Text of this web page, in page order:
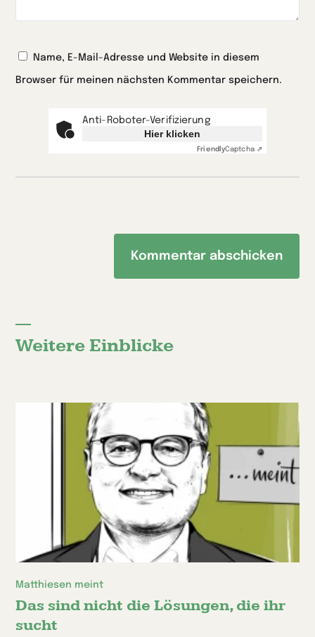
Name, E-Mail-Adresse und Website in diesem
Browser für meinen nächsten Kommentar speichern.
Anti-Roboter-Verifizierung
Hier klicken
FriendlyCaptcha ⇗
Weitere Einblicke
Matthiesen meint
Das sind nicht die Lösungen, die ihr
sucht